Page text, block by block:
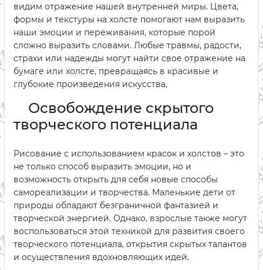
видим отражение нашей внутренней миры. Цвета,
формы и текстуры на холсте помогают нам выразить
наши эмоции и переживания, которые порой
сложно выразить словами. Любые травмы, радости,
страхи или надежды могут найти свое отражение на
бумаге или холсте, превращаясь в красивые и
глубокие произведения искусства.
Освобождение скрытого
творческого потенциала
Рисование с использованием красок и холстов – это
не только способ выразить эмоции, но и
возможность открыть для себя новые способы
самореализации и творчества. Маленькие дети от
природы обладают безграничной фантазией и
творческой энергией. Однако, взрослые также могут
воспользоваться этой техникой для развития своего
творческого потенциала, открытия скрытых талантов
и осуществления вдохновляющих идей.